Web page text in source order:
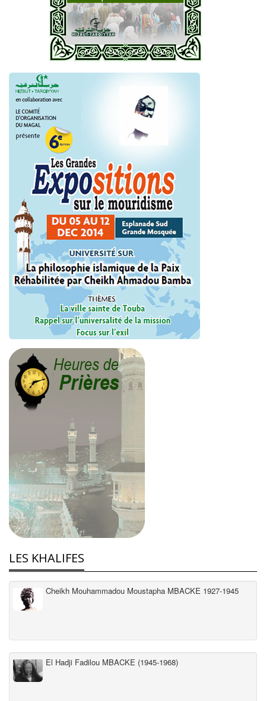
LES KHALIFES
Cheikh Mouhammadou Moustapha MBACKE 1927-1945
El Hadji Fadilou MBACKE (1945-1968)